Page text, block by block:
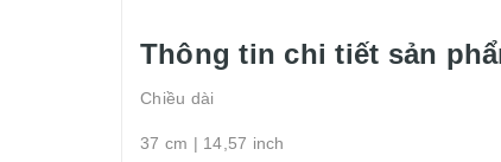
Thông tin chi tiết sản
Chiều dài
37 cm | 14,57 inch